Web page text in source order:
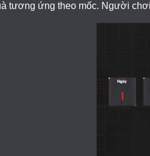
tương ứng theo mốc. Người